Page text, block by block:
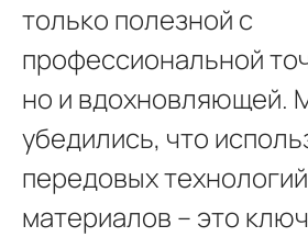
только полезной с
профессиональной
но и вдохновляющей.
убедились, что
передовых
материалов – это